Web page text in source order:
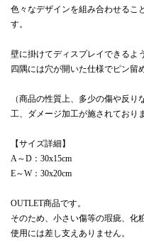
色々なデザインを組み合わせるこ
す。
壁に掛けてディスプレイできるよ
四隅には穴が開いた仕様でピン留
（商品の性質上、多少の傷や反
工、ダメージ加工が施されており
【サイズ詳細】
A～D：30x15cm
E～W：30x20cm
OUTLET商品です。
そのため、小さい傷等の瑕疵、化
使用には差し支えありません。